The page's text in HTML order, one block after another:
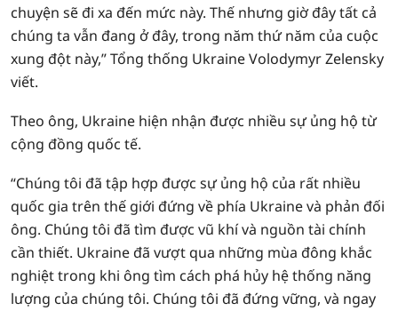
chuyện sẽ đi xa đến mức này. Thế nhưng giờ đây tất cả
chúng ta vẫn đang ở đây, trong năm thứ năm của cuộc
xung đột này,” Tổng thống Ukraine Volodymyr Zelensky
viết.
Theo ông, Ukraine hiện nhận được nhiều sự ủng hộ từ
cộng đồng quốc tế.
“Chúng tôi đã tập hợp được sự ủng hộ của rất nhiều
quốc gia trên thế giới đứng về phía Ukraine và phản đối
ông. Chúng tôi đã tìm được vũ khí và nguồn tài chính
cần thiết. Ukraine đã vượt qua những mùa đông khắc
nghiệt trong khi ông tìm cách phá hủy hệ thống năng
lượng của chúng tôi. Chúng tôi đã đứng vững, và ngay